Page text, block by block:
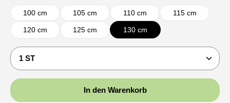
100 cm 105 cm 110 cm 115 cm
120 cm 125 cm 130 cm
Produkt Anzahl: Gib den gewünschten Wert ein
In den Warenkorb